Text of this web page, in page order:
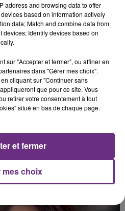
address and browsing data to offer
based on information actively
data; Match and combine data from
devices; Identify devices based on
sur "Accepter et fermer", ou affiner en
dans "Gérer mes choix".
cliquant sur "Continuer sans
que pour ce site. Vous
retirer votre consentement à tout
situé en bas de chaque page.
mes choix
et fermer